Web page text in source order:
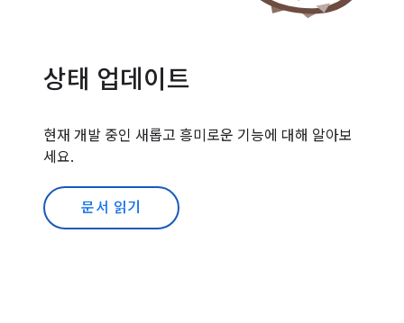
상태 업데이트
현재 개발 중인 새롭고 흥미로운 기능에 대해 알아보
세요.
문서 읽기